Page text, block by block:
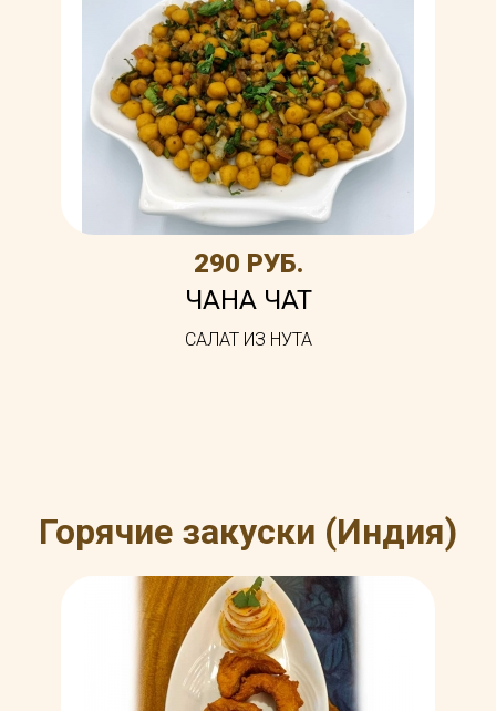
290 РУБ.
ЧАНА ЧАТ
САЛАТ ИЗ НУТА
Горячие закуски (Индия)